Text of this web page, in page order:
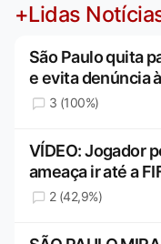
+Lidas
São Paulo quita
e evita denúncia
3 (100%)
VÍDEO: Jogador
ameaça ir até a
2 (42,9%)